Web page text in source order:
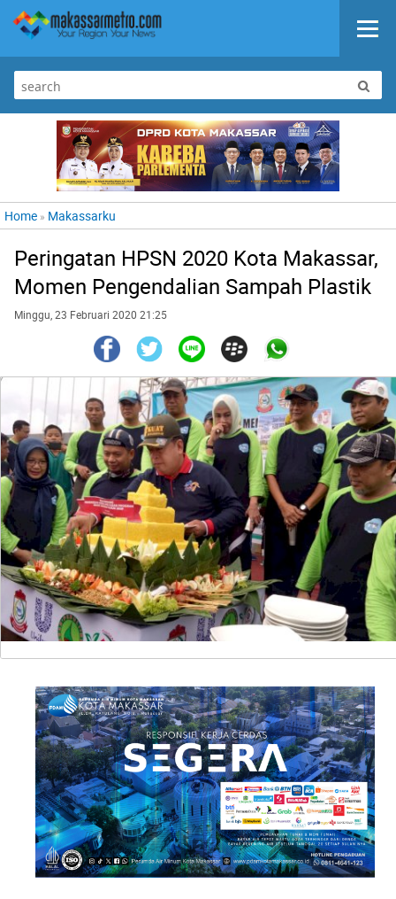
Home » Makassarku
Peringatan HPSN 2020 Kota Makassar,
Momen Pengendalian Sampah Plastik
Minggu, 23 Februari 2020 21:25